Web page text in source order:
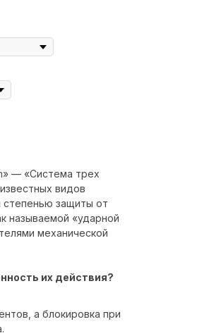
— «Система трех
видов
степенью защиты от
называемой «ударной
механической
их действия?
а блокировка при